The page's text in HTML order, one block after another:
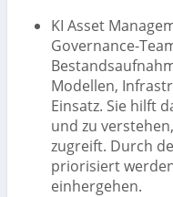
KI Asset
Governance-
Modellen,
Einsatz. Sie hilft
und zu
zugreift. Durch
priorisiert
einhergehen.